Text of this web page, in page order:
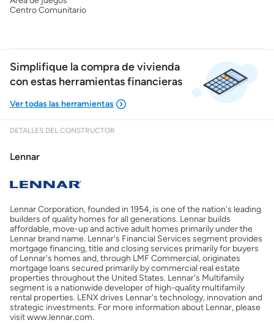
Centro Comunitario
Simplifique la compra de vivienda
con estas herramientas financieras
Costos casa nueva vs. usada
Obtener mi puntaje de crédito
Calcular mi hipoteca
Obtener Aprobación Previa
Preparar mi casa para la venta
DETALLES DEL CONSTRUCTOR
Lennar
Lennar Corporation, founded in 1954, is one of the nation's leading
builders of quality homes for all generations. Lennar builds
affordable, move-up and active adult homes primarily under the
Lennar brand name. Lennar's Financial Services segment provides
mortgage financing, title and closing services primarily for buyers
of Lennar's homes and, through LMF Commercial, originates
mortgage loans secured primarily by commercial real estate
properties throughout the United States. Lennar's Multifamily
segment is a nationwide developer of high-quality multifamily
rental properties. LENX drives Lennar's technology, innovation and
strategic investments. For more information about Lennar, please
visit www.lennar.com.